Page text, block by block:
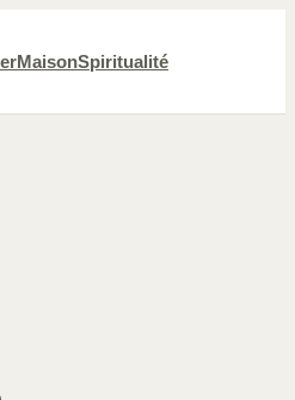
MaisonSpiritualité